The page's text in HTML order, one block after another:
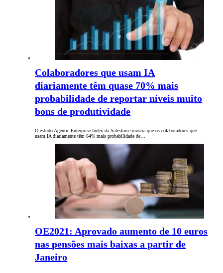
Colaboradores que usam IA
diariamente têm quase 70% mais
probabilidade de reportar níveis muito
bons de produtividade
O estudo Agentic Enterprise Index da Salesforce mostra que os colaboradores que
usam IA diariamente têm 64% mais probabilidade de…
OE2021: Aprovado aumento de 10 euros
nas pensões mais baixas a partir de
Janeiro